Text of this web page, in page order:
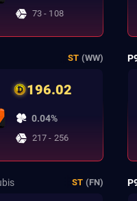
73 - 108
ST (WW)
196.02
0.04%
217 - 256
ST (FN)